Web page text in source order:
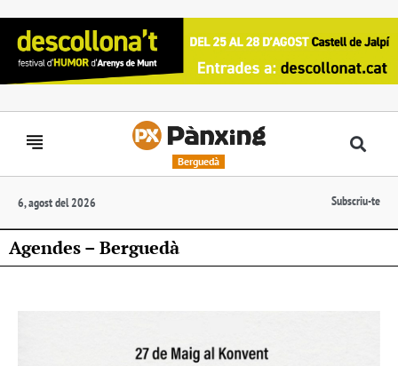
Berguedà
6, agost del 2026 Subscriu-te
Agendes – Berguedà